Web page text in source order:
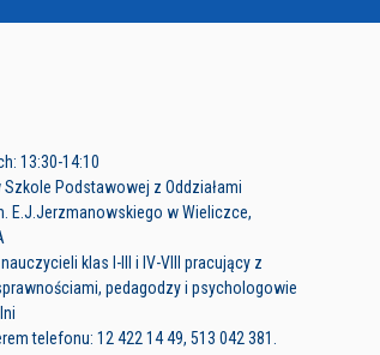
13:30-14:10
Podstawowej z Oddziałami
E.J.Jerzmanowskiego w Wieliczce,
klas I-III i IV-VIII pracujący z
pedagodzy i psychologowie
telefonu: 12 422 14 49, 513 042 381.